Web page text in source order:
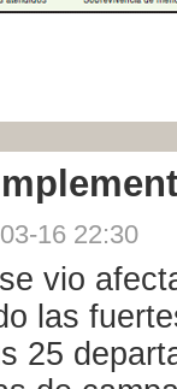
16 22:30
vio
las
25